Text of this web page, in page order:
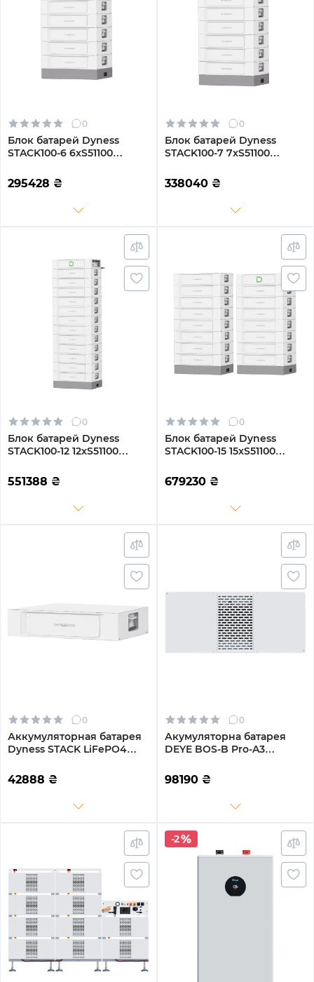
0
Блок батарей Dyness
STACK100-6 6xS51100
LiFePO4 SBDU100
(STACK100-6-30.72kW)
295428 ₴
0
Блок батарей Dyness
STACK100-7 7xS51100
LiFePO4 SBDU100
(STACK100-7-35.84kW)
338040 ₴
0
Блок батарей Dyness
STACK100-12 12xS51100
100AhLiFePO4 SBDU100
(STACK100-12-61.44kW)
551388 ₴
0
Блок батарей Dyness
STACK100-15 15xS51100
100AhLiFePO4 SBDU100
(STACK100-15-76.8kW)
679230 ₴
0
Аккумуляторная батарея
Dyness STACK LiFePO4
5.12kWh с обогревом без
BMS (S51100-H)
42888 ₴
0
Акумуляторна батарея
DEYE BOS-B Pro-A3
16.08kWh без BMS (BOS-B-
Pack16-A3)
98190 ₴
-2